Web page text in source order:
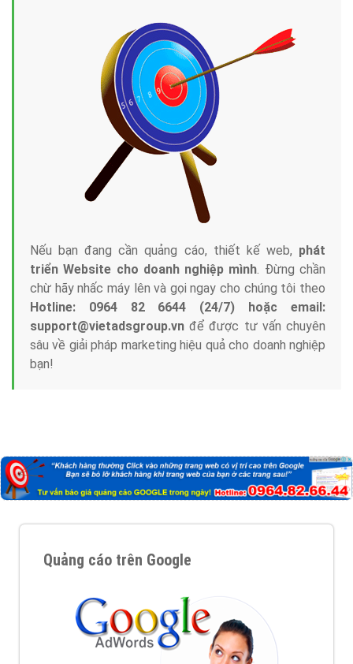
Nếu bạn đang cần quảng cáo, thiết kế web, phát
triển Website cho doanh nghiệp mình. Đừng chần
chừ hãy nhấc máy lên và gọi ngay cho chúng tôi theo
Hotline: 0964 82 6644 (24/7) hoặc email:
support@vietadsgroup.vn để được tư vấn chuyên
sâu về giải pháp marketing hiệu quả cho doanh nghiệp
bạn!
Quảng cáo trên Google